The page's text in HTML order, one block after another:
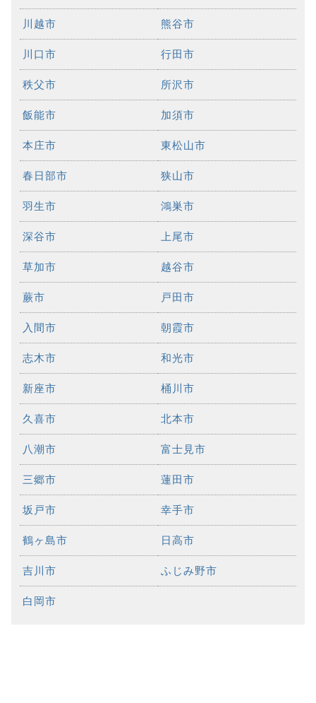
川越市 熊谷市
川口市 行田市
秩父市 所沢市
飯能市 加須市
本庄市 東松山市
春日部市 狭山市
羽生市 鴻巣市
深谷市 上尾市
草加市 越谷市
蕨市 戸田市
入間市 朝霞市
志木市 和光市
新座市 桶川市
久喜市 北本市
八潮市 富士見市
三郷市 蓮田市
坂戸市 幸手市
鶴ヶ島市 日高市
吉川市 ふじみ野市
白岡市